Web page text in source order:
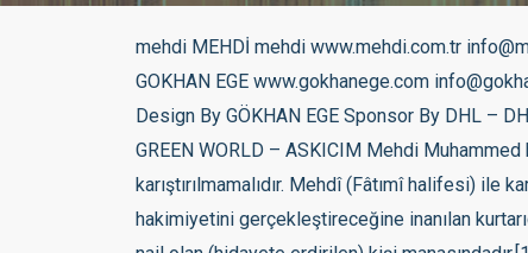
mehdi MEHDİ mehdi www.mehdi.com.tr info@mehdi.com.tr ALAN ADI SATILIKTIR. SATILIKTIR FIYATI : 666.000.000TL gökhan ege GÖKHAN EGE gokhan ege GOKHAN EGE www.gokhanege.com info@gokhanege.com 02126594128 05519715791 05326964099 Copyright © 2026 AKTİFNET , Bütün hakları saklıdır. Design By GÖKHAN EGE Sponsor By DHL – DHL EXPRESS – İMPORT – MİCRO EXPORT – AKTİF EXPORT – AKTİF PORT – LOJİSTİC – TUNALAR – DORUK GREEN WORLD – ASKICIM Mehdi Muhammed bin Abdullah el-Mehdî ile karıştırılmamalıdır. Mehdî el-Muntazar ile karıştırılmamalıdır. Mehdî (Abbâsî halifesi) ile karıştırılmamalıdır. Mehdî (Fâtımî halifesi) ile karıştırılmamalıdır. “Ya Mehdi” hattı Mehdi (Arapça: ???????), İslam’da ahir zamanda geleceğine ve İslam’ın dünya hakimiyetini gerçekleştireceğine inanılan kurtarıcı kişidir. “Kendisine rehberlik edilen”, Allah tarafından yol gösterilen, hususi ve şahsi bir tarzda Allah’ın hidayetine nail olan (hidayete erdirilen) kişi manasındadır.[1] İnanç Kur’an’da yer almamakla birlikte bazı ayetlerin yorumları, hadisler ve dini önderlerin sözleri üzerinden değişik İslam coğrafyalarında kendisine yer edinmiştir. Mehdi, Mesih, Deccal, Süfyan gibi karakterler erken İslam tarihinde, iktidar olma savaşı veren Kufe merkezli Alioğulları (Ehl-i beyt), Horasan coğrafyasından siyah sancaklı Abbasiler ve Ebu Süfyan soyundan gelen Şam merkezli Ümeyyeoğulları (Emeviler) gibi guruplar arasında, çıkış yerleri olarak o günün güç merkezlerini işaret eden, toplumda kendilerine yer edinme adına, iyi karakterlerin kendi içlerinde, kötü karakterlerin ise rakiplerinde aranması yönünde, haklarında çok sayıda hadis uydurulan,[2][3][4] dönemin dinsel-politik figürleri olarak ortaya çıktılar.[5] Daha sonraki dönemlerde ise birtakım dini guruplar, bu figürlerin gerçek anlamda var olduğuna inandılar ve onları inanç esaslarına dahil ettiler. Bu veya benzer deyim ve tiplemeler İslam dünyasında günümüze kadar devam etmiş, dini guruplar kendi liderlerini mehdi, mesih gibi kurtarıcı, rakiplerini ise deccal, süfyan gibi aşağılayıcı sıfatlarla anmaya devam etmişlerdir.[6][7] O kadar ki, Abbasoğulları veya Alioğullarının Mehdi figürüne rakip olarak, Emeviler, iyi bir karakter olan kurtarıcı Süfyan figürünü ortaya sürdüler. Ancak Abbasi veya Ehli beyt taraftarları kısa sürede yeni hadislerle bu figürü (Süfyan) kötü bir karaktere çevirmeyi ve Emevileri alt etmeyi başardılar.[8] Yine politik-dini bir figür olarak Mesih bir gece sabaha karşı “Emevi başkenti” olan Şamda beyaz Minareye iner,[9] Mehdi ile birlikte namaz kılarlar ve güçlerini birleştirerek deccal ile savaşırlar.[10][11][12] “Mehdilik konusu”, kaynaklarda deccal, süfyan, melhame, ahir zaman ve kıyamet gibi eskatolojik korku mitleri ile birlikte işlenmiştir. İmam Suyutiye göre Ashab-ı Kehf, Mehdi’nin yardımcıları olacaktır. Arapça Arapça: ?????? Çevriyazı al-mahdi Anlamı Doğru yolda olan, hidayete ermiş olan. Kurtarıcı inancı dinler